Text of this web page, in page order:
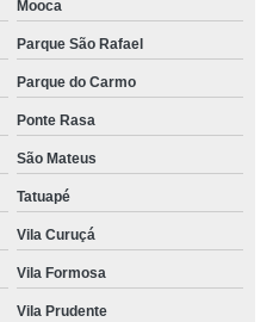
Mooca
Parque São Rafael
Parque do Carmo
Ponte Rasa
São Mateus
Tatuapé
Vila Curuçá
Vila Formosa
Vila Prudente